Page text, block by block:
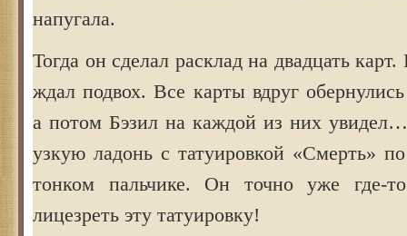
напугала.
Тогда он сделал расклад на двадцать
ждал подвох. Все карты вдруг
а потом Бэзил на каждой из них
узкую ладонь с татуировкой «Смерть»
тонком пальчике. Он точно уже где-
лицезреть эту татуировку!